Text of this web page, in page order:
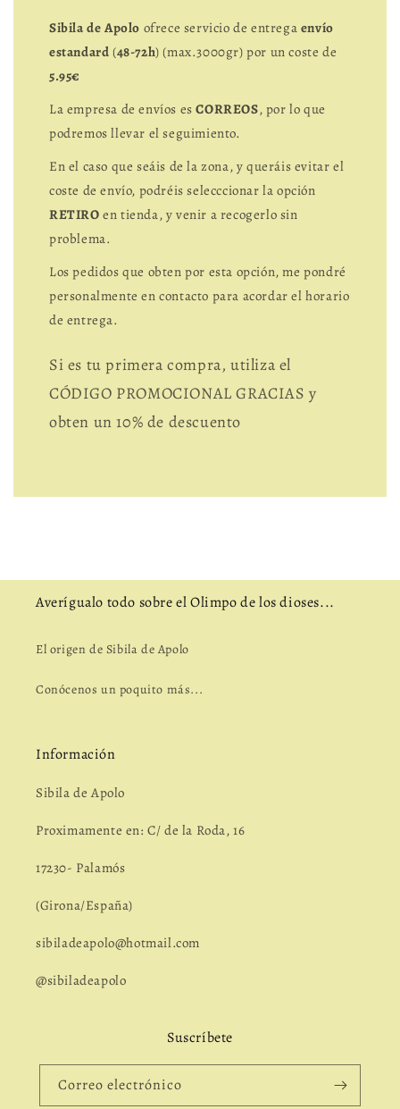
Sibila de Apolo ofrece servicio de entrega envío
estandard (48-72h) (max.3000gr) por un coste de
5.95€
La empresa de envíos esCORREOS, por lo que
podremos llevar el seguimiento.
En el caso que seáis de la zona, y queráis evitar el
coste de envío, podréis selecccionar la opción
RETIROen tienda, y venir a recogerlo sin
problema.
Los pedidos que obten por esta opción, me pondré
personalmente en contacto para acordar el horario
de entrega.
Si es tu primera compra, utiliza el
CÓDIGO PROMOCIONAL GRACIAS y
obten un 10% de descuento
Averígualo todo sobre el Olimpo de los dioses...
El origen de Sibila de Apolo
Conócenos un poquito más...
Información
Sibila de Apolo
Proximamente en: C/ de la Roda, 16
17230- Palamós
(Girona/España)
sibiladeapolo@hotmail.com
@sibiladeapolo
Suscríbete
Correo electrónico